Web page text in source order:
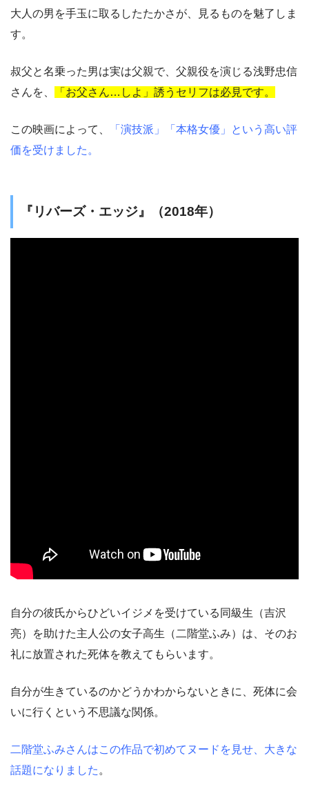
大人の男を手玉に取るしたたかさが、見るものを魅了しま
す。
叔父と名乗った男は実は父親で、父親役を演じる浅野忠信
さんを、
「お父さん…しよ」誘うセリフは必見です。
この映画によって、
「演技派」「本格女優」という高い評
価を受けました。
『リバーズ・エッジ』（2018年）
自分の彼氏からひどいイジメを受けている同級生（吉沢
亮）を助けた主人公の女子高生（二階堂ふみ）は、そのお
礼に放置された死体を教えてもらいます。
自分が生きているのかどうかわからないときに、死体に会
いに行くという不思議な関係。
二階堂ふみさんはこの作品で初めてヌードを見せ、大きな
話題になりました 。